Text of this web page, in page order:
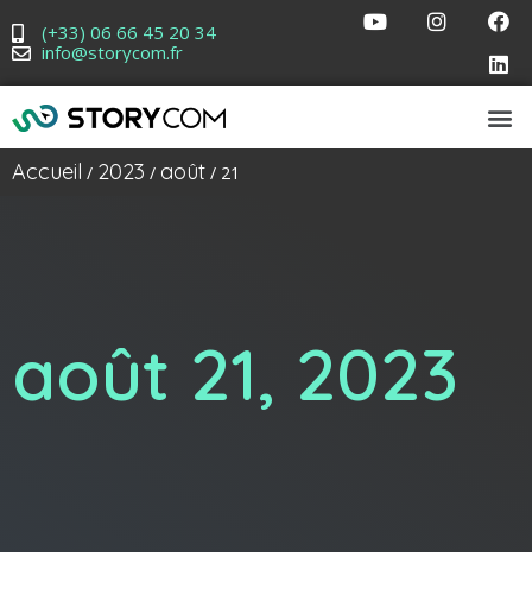
(+33) 06 66 45 20 34
info@storycom.fr
Accueil / 2023 / août / 21
août 21, 2023